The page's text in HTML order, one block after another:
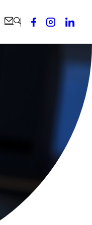
   